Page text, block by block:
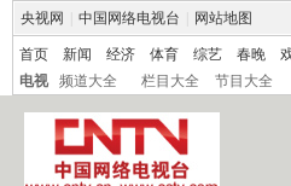
央视网 中国网络电视台 网站地图
首页 新闻 经济 体育 综艺 春晚
电视
频道大全 栏目大全 节目大全